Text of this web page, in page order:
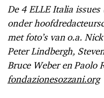
De 4 ELLE Italia
onder
met foto’s van o.a.
Peter Lindbergh,
Bruce Weber en Paolo
fondazionesozzani.org